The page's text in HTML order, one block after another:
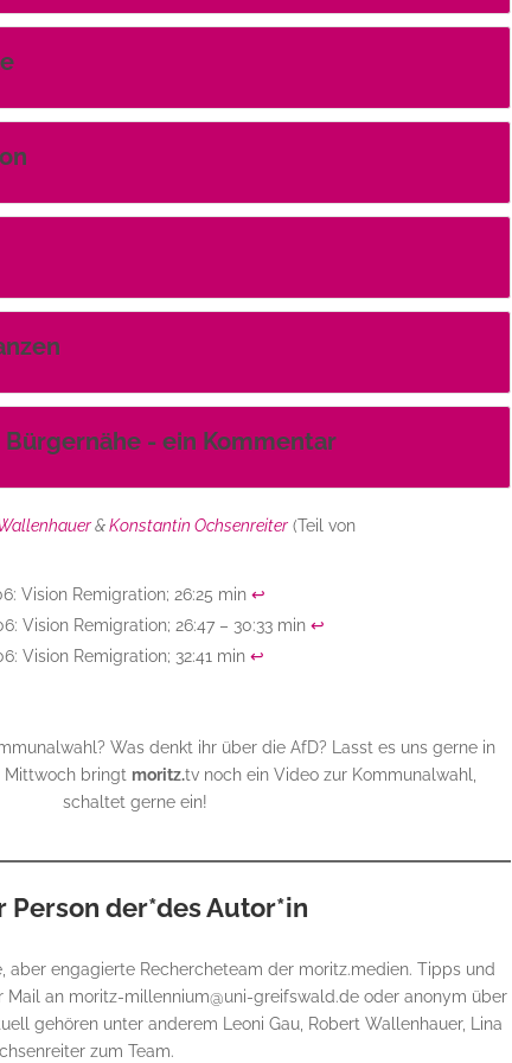
- ein Kommentar
&Konstantin Ochsenreiter(Teil von
Vision Remigration; 26:25 min ↩︎
Vision Remigration; 26:47 – 30:33 min ↩︎
Vision Remigration; 32:41 min ↩︎
Was denkt ihr über die AfD? Lasst es uns gerne in
Mittwoch bringt moritz.tv noch ein Video zur Kommunalwahl,
schaltet gerne ein!
Person der*des Autor*in
aber engagierte Rechercheteam der moritz.medien. Tipps und
Mail an moritz-millennium@uni-greifswald.de oder anonym über
gehören unter anderem Leoni Gau, Robert Wallenhauer, Lina
zum Team.